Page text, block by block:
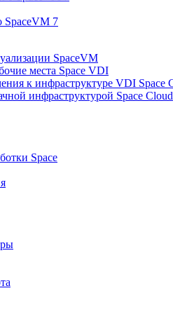
SpaceVM 7
SpaceVM
места Space VDI
к инфраструктуре VDI Space
инфраструктурой Space Cloud
Space